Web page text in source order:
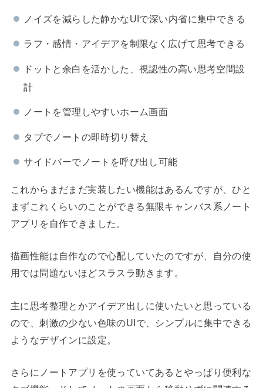
ノイズを減らした静かなUIで深い内省に集中できる
ラフ・感情・アイデアを制限なく広げて思考できる
ドットと余白を活かした、視認性の高い思考空間設
計
ノートを管理しやすいホーム画面
タブでノートの即時切り替え
サイドバーでノートを呼び出し可能
これからまだまだ実装したい機能はあるんですが、ひと
まずこれくらいのことができる無限キャンバス系ノート
アプリを自作できました。
描画性能は自作なので心配していたのですが、自分の使
用では問題ないほどスラスラ動きます。
主に思考整理とかアイデア出しに使いたいと思っている
ので、刺激の少ない色味のUIで、シンプルに集中できる
ようなデザインに設定。
さらにノートアプリを使っていてあるとやっぱり便利な